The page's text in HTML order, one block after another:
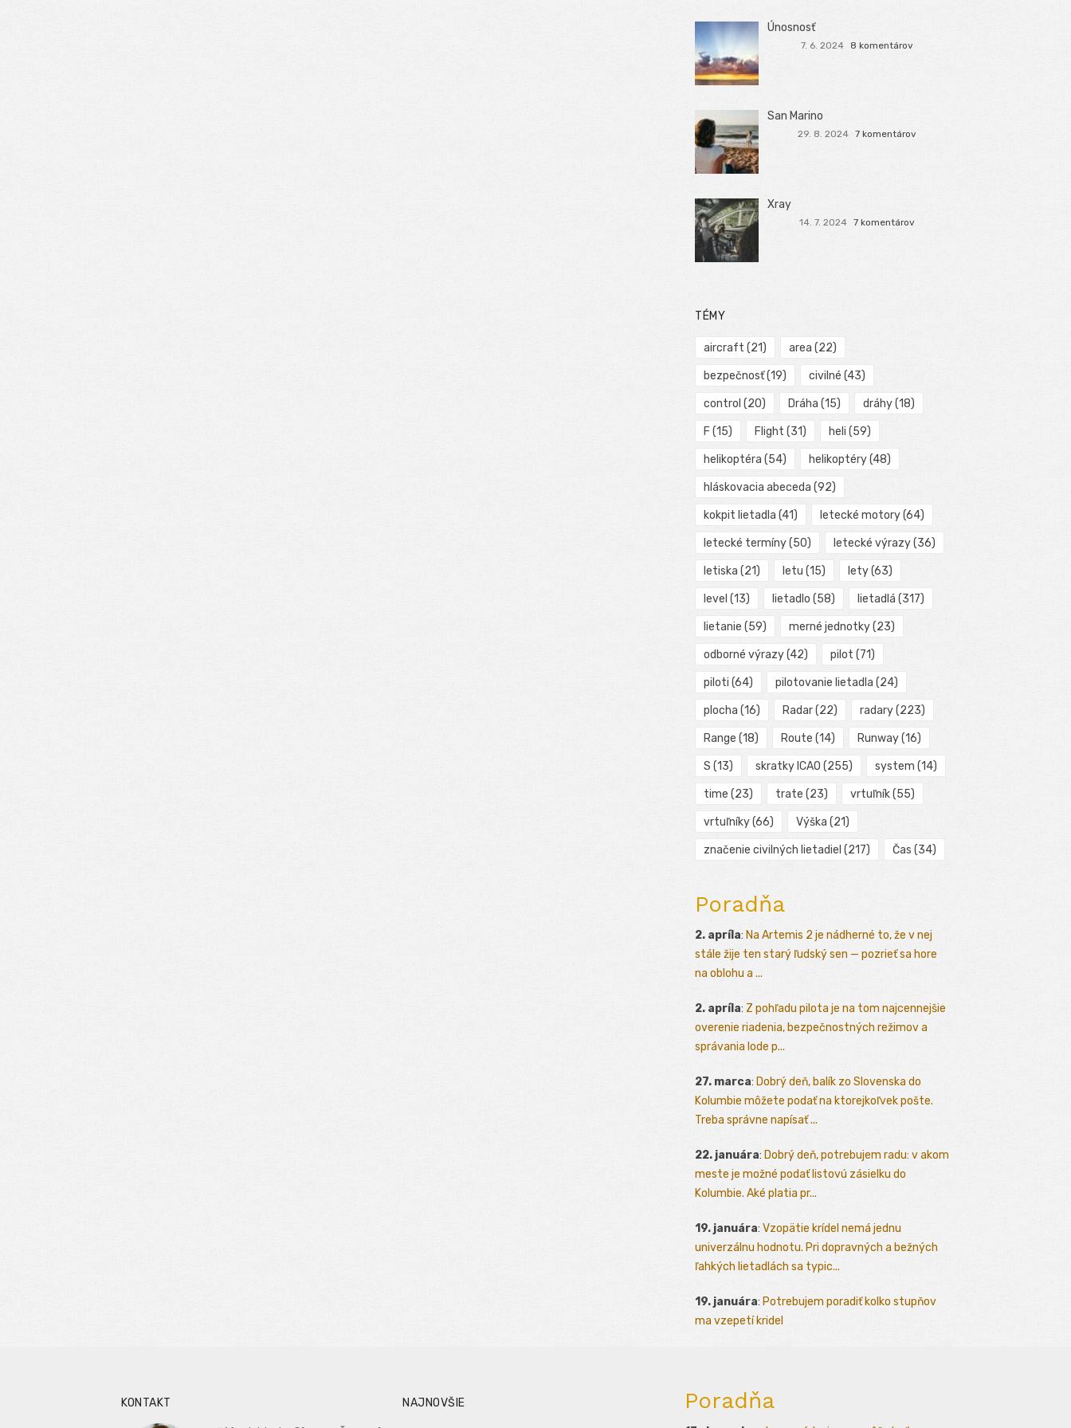
Únosnosť
7. 6. 2024 8 komentárov
San Marino
29. 8. 2024 7 komentárov
Xray
14. 7. 2024 7 komentárov
TÉMY
aircraft (21) area (22)
bezpečnosť(19) civilné (43)
control (20) Dráha (15) dráhy(18)
F (15) Flight (31) heli (59)
helikoptéra (54) helikoptéry(48)
hláskovacia abeceda (92)
kokpit lietadla (41) letecké motory(64)
letecké termíny(50) letecké výrazy(36)
letiska (21) letu (15) lety(63)
level (13) lietadlo (58) lietadlá (317)
lietanie (59) merné jednotky(23)
odborné výrazy(42) pilot (71)
piloti (64) pilotovanie lietadla (24)
plocha (16) Radar(22) radary(223)
Range (18) Route (14) Runway(16)
S (13) skratky ICAO (255) system (14)
time (23) trate (23) vrtuľník(55)
vrtuľníky(66) Výška (21)
značenie civilných lietadiel (217) Čas (34)
Poradňa
2. apríla: Na Artemis 2 je nádherné to, že v nej
stále žije ten starý ľudský sen — pozrieť sa hore
na oblohu a ...
2. apríla: Z pohľadu pilota je na tom najcennejšie
overenie riadenia, bezpečnostných režimov a
správania lode p...
27. marca: Dobrý deň, balík zo Slovenska do
Kolumbie môžete podať na ktorejkoľvek pošte.
Treba správne napísať ...
22. januára: Dobrý deň, potrebujem radu: v akom
meste je možné podať listovú zásielku do
Kolumbie. Aké platia pr...
19. januára: Vzopätie krídel nemá jednu
univerzálnu hodnotu. Pri dopravných a bežných
ľahkých lietadlách sa typic...
19. januára: Potrebujem poradiť kolko stupňov
ma vzepetí kridel
KONTAKT NAJNOVŠIE Poradňa